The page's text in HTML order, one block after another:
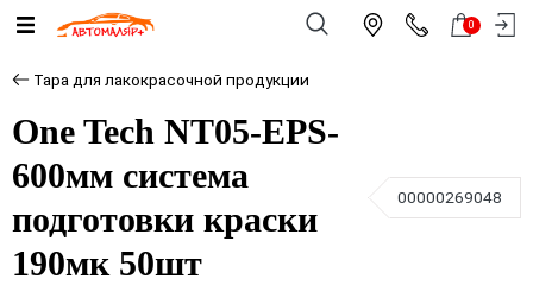
0
Тара для лакокрасочной продукции
One Tech NT05-EPS-
600мм система
подготовки краски
190мк 50шт
00000269048